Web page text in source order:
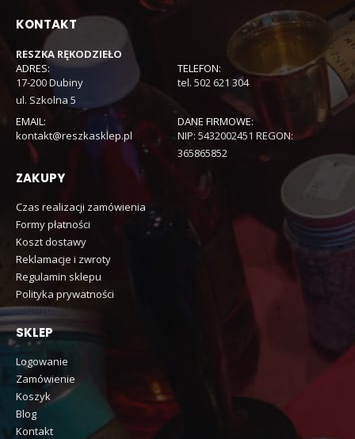
KONTAKT
RESZKA RĘKODZIEŁO
ADRES:
17-200 Dubiny
ul. Szkolna 5
TELEFON:
tel. 502 621 304
EMAIL:
kontakt@reszkasklep.pl
DANE FIRMOWE:
NIP: 5432002451 REGON:
365865852
ZAKUPY
Czas realizacji zamówienia
Formy płatności
Koszt dostawy
Reklamacje i zwroty
Regulamin sklepu
Polityka prywatności
SKLEP
Logowanie
Zamówienie
Koszyk
Blog
Kontakt